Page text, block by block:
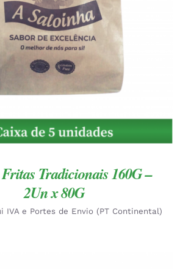
Tradicionais 160G –
2Un x 80G
IVA e Portes de Envio (PT Continental)